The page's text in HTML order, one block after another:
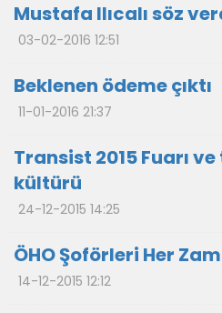
Mustafa Ilıcalı söz
03-02-2016 12:51
Beklenen ödeme çıktı
11-01-2016 21:37
Transist 2015 Fuarı
kültürü
24-12-2015 14:25
ÖHO Şoförleri Her
14-12-2015 12:12